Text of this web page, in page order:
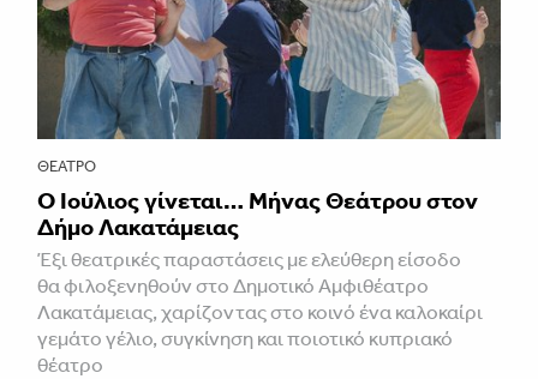
ΘΈΑΤΡΟ
Ο Ιούλιος γίνεται… Μήνας Θεάτρου στον
Δήμο Λακατάμειας
Έξι θεατρικές παραστάσεις με ελεύθερη είσοδο
θα φιλοξενηθούν στο Δημοτικό Αμφιθέατρο
Λακατάμειας, χαρίζοντας στο κοινό ένα καλοκαίρι
γεμάτο γέλιο, συγκίνηση και ποιοτικό κυπριακό
θέατρο